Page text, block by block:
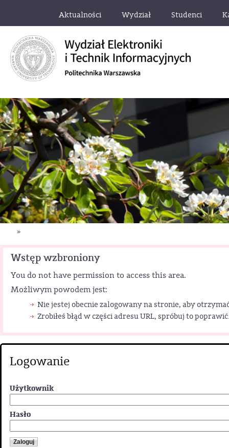
Aktualności Wydział Studenci
»
Wstęp wzbroniony
You do not have permission to access this area.
Możliwym powodem jest:
Nie jestej obecnie zalogowany na stronie, aby
Zrobiłeś błąd w części adresu URL, spróbuj to
Logowanie
Użytkownik
Hasło